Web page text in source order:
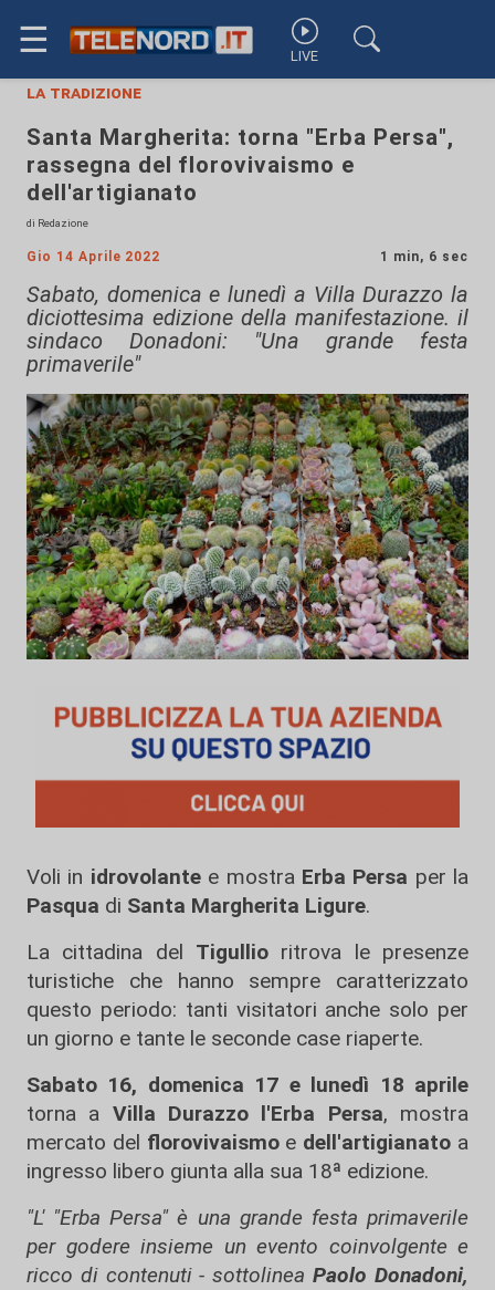
☰ LIVE
la tradizione
Santa Margherita: torna "Erba Persa",
rassegna del florovivaismo e
dell'artigianato
di Redazione
Gio 14 Aprile 2022 1 min, 6 sec
Sabato, domenica e lunedì a Villa Durazzo la
diciottesima edizione della manifestazione. il
sindaco Donadoni: "Una grande festa
primaverile"
Voli in idrovolantee mostra Erba Persa per la
Pasqua di Santa Margherita Ligure.
La cittadina del Tigullio ritrova le presenze
turistiche che hanno sempre caratterizzato
questo periodo: tanti visitatori anche solo per
un giorno e tante le seconde case riaperte.
Sabato 16, domenica 17 e lunedì 18 aprile
torna a Villa Durazzo l'Erba Persa, mostra
mercato del florovivaismoe dell'artigianato a
ingresso libero giunta alla sua 18ª edizione.
"L' "Erba Persa" è una grande festa primaverile
per godere insieme un evento coinvolgente e
ricco di contenuti - sottolineaPaolo Donadoni,